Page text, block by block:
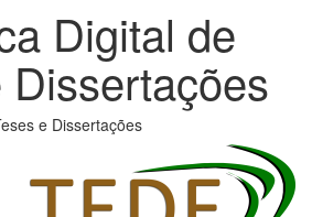
Digital de
Dissertações
e Dissertações